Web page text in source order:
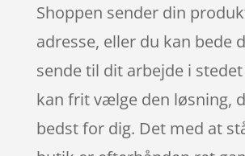
Shoppen sender din
adresse, eller du kan bede
sende til dit arbejde i
kan frit vælge den løsning,
bedst for dig. Det med at